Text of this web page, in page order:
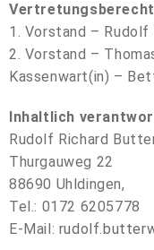
1. Vorstand –
2. Vorstand –
Kassenwart(in) –
Inhaltlich
Rudolf Richard
Thurgauweg 22
88690 Uhldingen,
Tel.: 0172 6205778
E-Mail: